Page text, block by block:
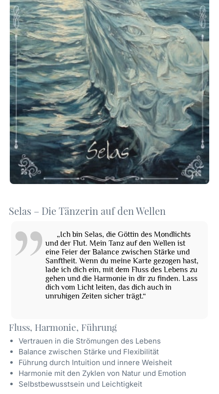
Selas – Die Tänzerin auf den Wellen
„Ich bin Selas, die Göttin des Mondlichts
und der Flut. Mein Tanz auf den Wellen ist
eine Feier der Balance zwischen Stärke und
Sanftheit. Wenn du meine Karte gezogen hast,
lade ich dich ein, mit dem Fluss des Lebens zu
gehen und die Harmonie in dir zu finden. Lass
dich vom Licht leiten, das dich auch in
unruhigen Zeiten sicher trägt.“
Fluss, Harmonie, Führung
Vertrauen in die Strömungen des Lebens
Balance zwischen Stärke und Flexibilität
Führung durch Intuition und innere Weisheit
Harmonie mit den Zyklen von Natur und Emotion
Selbstbewusstsein und Leichtigkeit